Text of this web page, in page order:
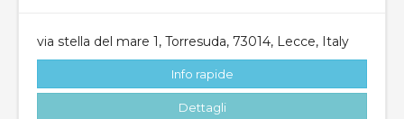
via stella del mare 1, Torresuda, 73014, Lecce, Italy
Info rapide
Dettagli